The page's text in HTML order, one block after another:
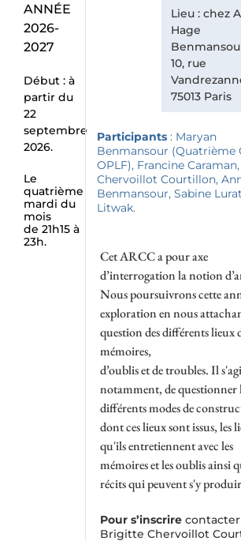
ANNÉE
2026-
2027
Début : à
partir du
22
septembre
2026.
Le
quatrième
mardi du
mois
de 21h15 à
23h.
Lieu : chez
Hage
10, rue
75013 Paris
Participants: Maryan
Benmansour (Quatrième
OPLF), Francine
Chervoillot Courtillon,
Benmansour, Sabine
Litwak.
Cet ARCC a pour axe
d’interrogation la notion
Nous poursuivrons cette
exploration en nous
question des différents lieux
mémoires,
d’oublis et de troubles. Il
notamment, de questionner
différents modes de
dont ces lieux sont issus, les
qu'ils entretiennent avec les
mémoires et les oublis ainsi
récits qui peuvent s'y
Pour s’inscrirecontacter
Brigitte Chervoillot